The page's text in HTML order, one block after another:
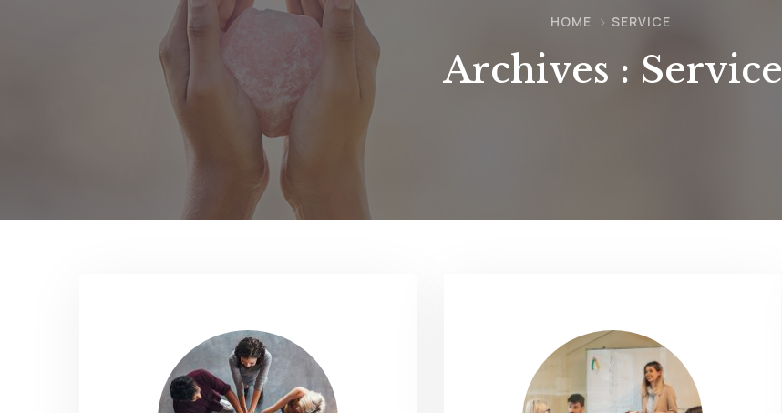
HOME SERVICE
Archives : Service
Nécéssaire
fonctionnement
du site Web.